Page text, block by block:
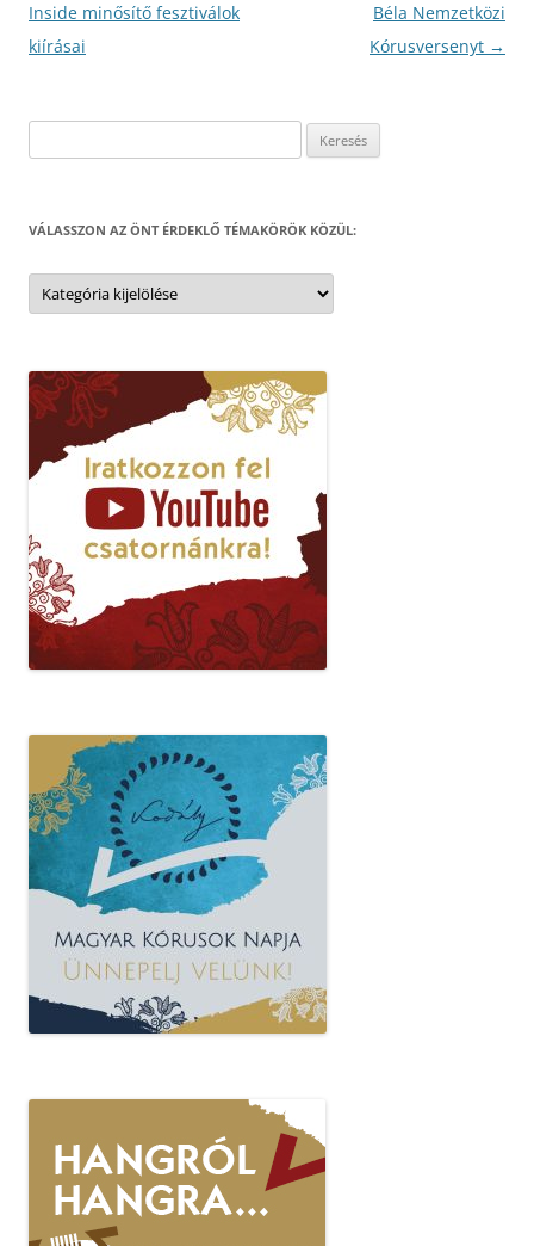
navigáció
Inside minősítő fesztiválok
kiírásai
Béla Nemzetközi
Kórusversenyt →
VÁLASSZON AZ ÖNT ÉRDEKLŐ TÉMAKÖRÖK KÖZÜL:
Válasszon
az
Önt